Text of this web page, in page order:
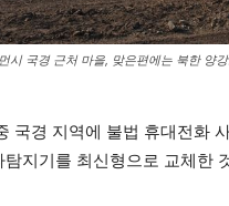
시 국경 근처 마을, 맞은편에는 북한 양
국경 지역에 불법 휴대전화
탐지기를 최신형으로 교체한